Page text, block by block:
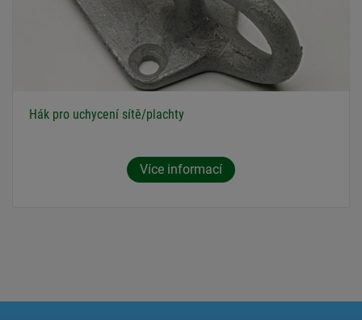
Hák pro uchycení sítě/plachty
Více informací